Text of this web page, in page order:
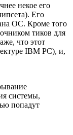
некое его
Его
ОС. Кроме того
тиков для
что этот
IBM PC), и,
системы,
попадут